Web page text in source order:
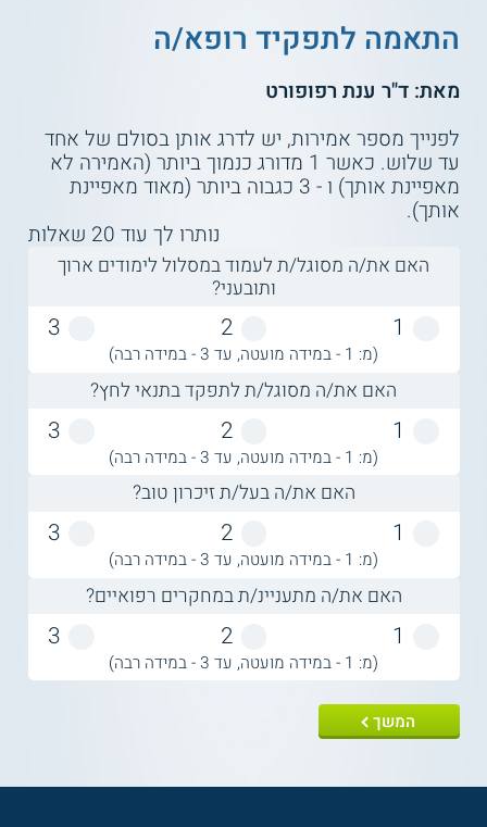
התאמה לתפקיד רופא/ה
מאת: ד"ר ענת רפופורט
לפנייך מספר אמירות, יש לדרג אותן בסולם של אחד
עד שלוש. כאשר 1 מדורג כנמוך ביותר (האמירה לא
מאפיינת אותך) ו - 3 כגבוה ביותר (מאוד מאפיינת
אותך).
נותרו לך עוד 20 שאלות
האם את/ה מסוגל/ת לעמוד במסלול לימודים ארוך
ותובעני?
1
2
3
(מ: 1 - במידה מועטה, עד 3 - במידה רבה)
האם את/ה מסוגל/ת לתפקד בתנאי לחץ?
1
2
3
(מ: 1 - במידה מועטה, עד 3 - במידה רבה)
האם את/ה בעל/ת זיכרון טוב?
1
2
3
(מ: 1 - במידה מועטה, עד 3 - במידה רבה)
האם את/ה מתעניינ/ת במחקרים רפואיים?
1
2
3
(מ: 1 - במידה מועטה, עד 3 - במידה רבה)
המשך